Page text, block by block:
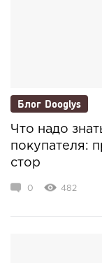
Блог Dooglys
Что надо
покупателя:
стор
0 482